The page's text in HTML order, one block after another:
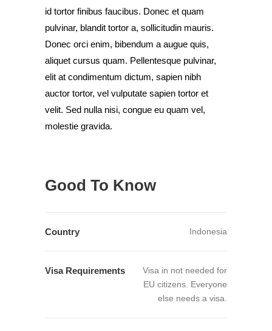
id tortor finibus faucibus. Donec et quam
pulvinar, blandit tortor a, sollicitudin mauris.
Donec orci enim, bibendum a augue quis,
aliquet cursus quam. Pellentesque pulvinar,
elit at condimentum dictum, sapien nibh
auctor tortor, vel vulputate sapien tortor et
velit. Sed nulla nisi, congue eu quam vel,
molestie gravida.
Good To Know
Country Indonesia
Visa Requirements
Visa in not needed for
EU citizens. Everyone
else needs a visa.